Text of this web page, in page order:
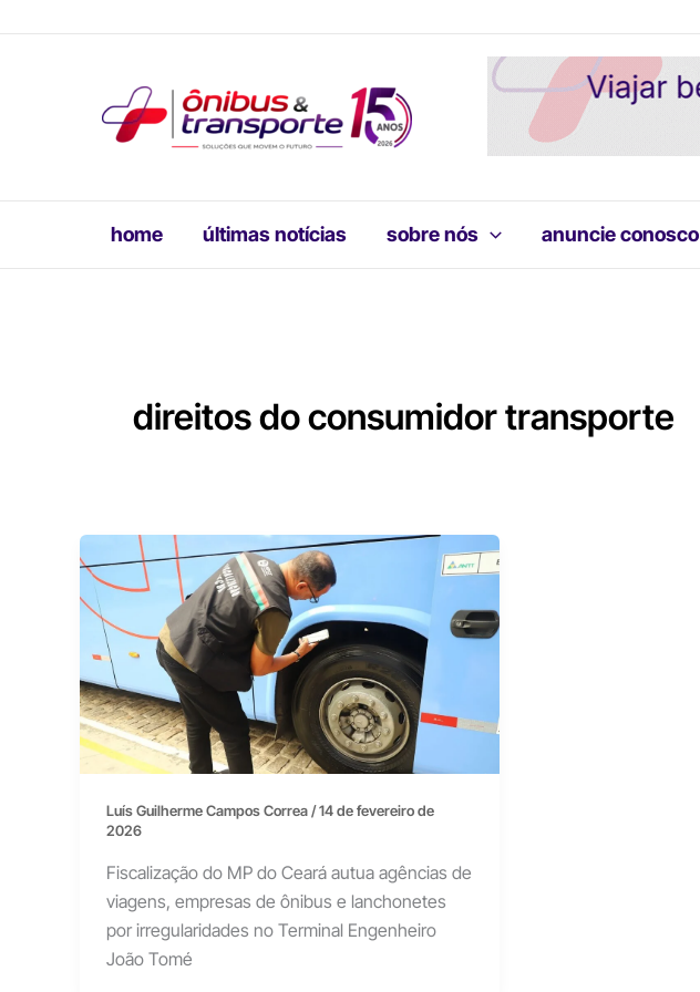
home últimas notícias sobre nós anuncie conosco
direitos do consumidor transporte
Luís Guilherme Campos Correa/14 de fevereiro de
2026
Fiscalização do MP do Ceará autua agências de
viagens, empresas de ônibus e lanchonetes
por irregularidades no Terminal Engenheiro
João Tomé